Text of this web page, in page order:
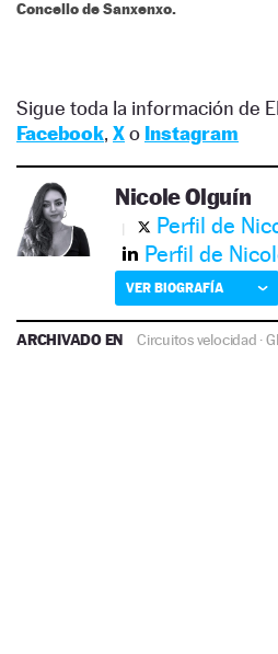
Concello de Sanxenxo.
Sigue toda la información de
Facebook, Xo Instagram
Nicole Olguín
Perfil de
Perfil de
VER BIOGRAFÍA
ARCHIVADO EN Circuitos velocidad ·